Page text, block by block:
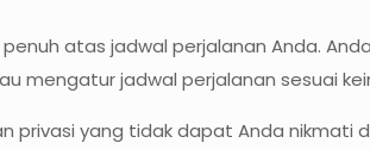
atas jadwal perjalanan Anda.
jadwal perjalanan sesuai
privasi yang tidak dapat Anda nikmati